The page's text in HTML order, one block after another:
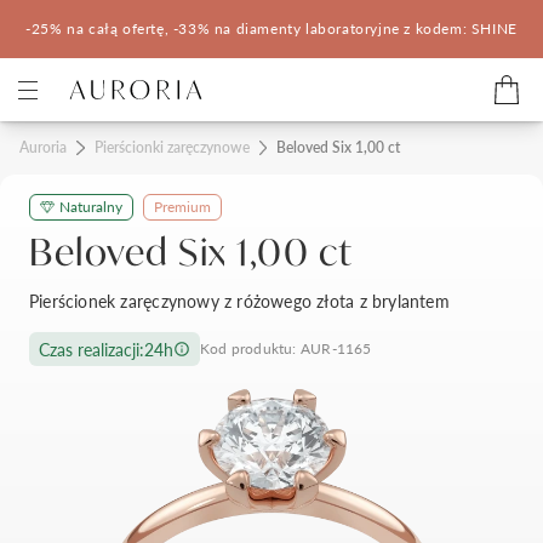
-25% na całą ofertę, -33% na diamenty laboratoryjne z kodem: SHINE
Kategorie
Pierścionki zaręczynowe
Pomocne
Konfigurator 3D
Salony Auroria
Salon Auroria Arkadia
Korzyści z zakupu
Auroria Pierścionki zaręczynowe Beloved Six 1,00 ct
Naturalny Premium
Beloved Six 1,00 ct
Pierścionek zaręczynowy z różowego złota z brylantem
Czas realizacji:24h Kod produktu: AUR-1165